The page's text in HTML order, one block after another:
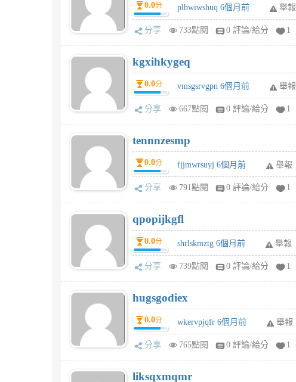
0.0分 plhwiwshuq 6個月前 舉報
分享 733點閱 0 評論/給分 1
kgxihkygeq
0.0分 vmsgsrvgpn 6個月前 舉報
分享 667點閱 0 評論/給分 1
tennnzesmp
0.0分 fjjmwrsuyj 6個月前 舉報
分享 791點閱 0 評論/給分 1
qpopijkgfl
0.0分 shrlskmztg 6個月前 舉報
分享 739點閱 0 評論/給分 1
hugsgodiex
0.0分 wkervpjqfr 6個月前 舉報
分享 765點閱 0 評論/給分 1
liksqxmqmr